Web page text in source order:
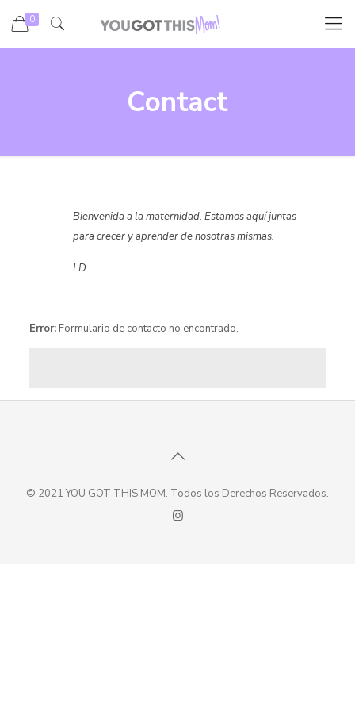
0
Contact
Bienvenida a la maternidad. Estamos aquí juntas
para crecer y aprender de nosotras mismas.
LD
Error:Formulario de contacto no encontrado.
© 2021 YOU GOT THIS MOM. Todos los Derechos Reservados.